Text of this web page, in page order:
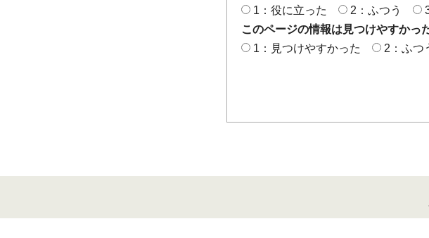
1：役に立った
2：ふつう
このページの情報は見つけやすかっ
1：見つけやすかった
2：ふつ